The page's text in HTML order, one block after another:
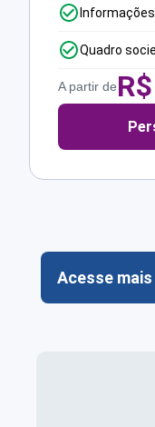
Quadro
A partir deR$
Acesse